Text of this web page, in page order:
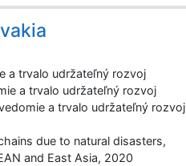
a trvalo udržateľný rozvoj
a trvalo udržateľný rozvoj
a trvalo udržateľný rozvoj
due to natural disasters,
and East Asia, 2020